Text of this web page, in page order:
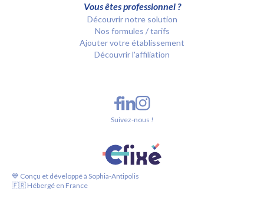
Vous êtes professionnel ?
Découvrir notre solution
Nos formules / tarifs
Ajouter votre établissement
Découvrir l'affiliation
💙 Conçu et développé à Sophia-Antipolis
🇫🇷 Hébergé en France
Suivez-nous !